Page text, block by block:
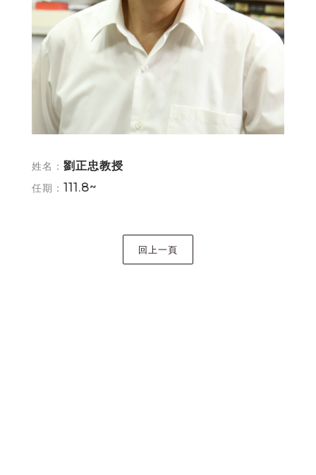
姓名： 劉正忠教授
任期： 111.8~